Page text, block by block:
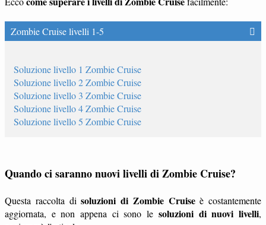
Zombie Cruise livelli 1-5
Soluzione livello 1 Zombie Cruise
Soluzione livello 2 Zombie Cruise
Soluzione livello 3 Zombie Cruise
Soluzione livello 4 Zombie Cruise
Soluzione livello 5 Zombie Cruise
Quando ci saranno nuovi livelli di Zombie Cruise?
Questa raccolta disoluzioni di Zombie Cruiseè costantemente
aggiornata, e non appena ci sono le soluzioni di nuovi livelli,